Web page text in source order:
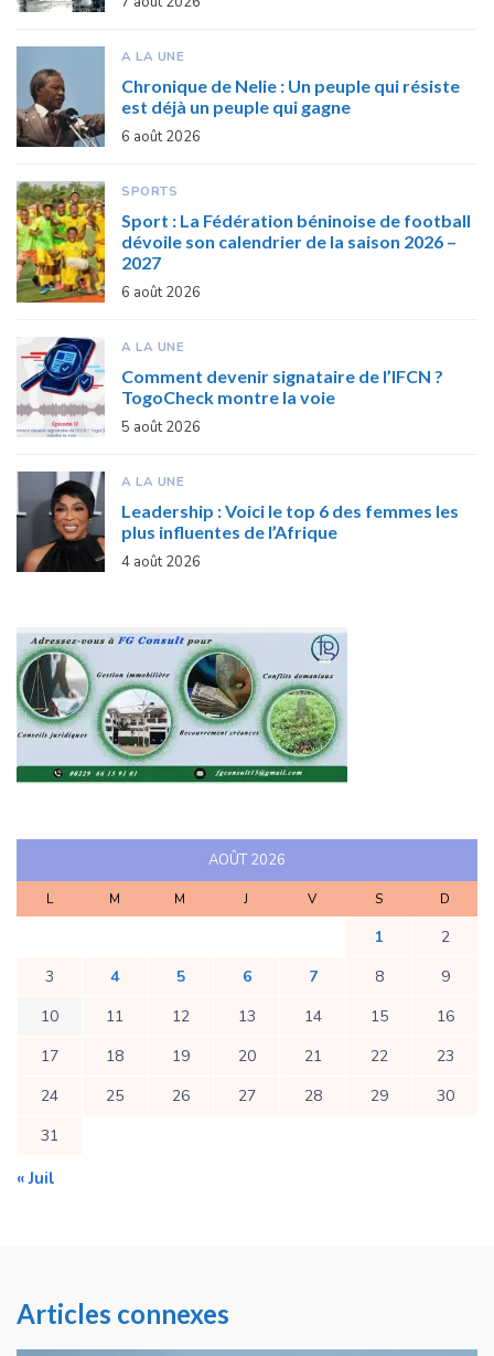
A LA UNE
Chronique de Nelie : Un peuple qui résiste
est déjà un peuple qui gagne
6 août 2026
SPORTS
Sport : La Fédération béninoise de football
dévoile son calendrier de la saison 2026 –
2027
6 août 2026
A LA UNE
Comment devenir signataire de l’IFCN ?
TogoCheck montre la voie
5 août 2026
A LA UNE
Leadership : Voici le top 6 des femmes les
plus influentes de l’Afrique
4 août 2026
AOÛT 2026
L M M J V S D
1
2
3
4 5 6 7 8
9
10
11 12 13 14 15
16
17
18 19 20 21 22
23
24
25 26 27 28 29
30
31
« Juil
Articles connexes